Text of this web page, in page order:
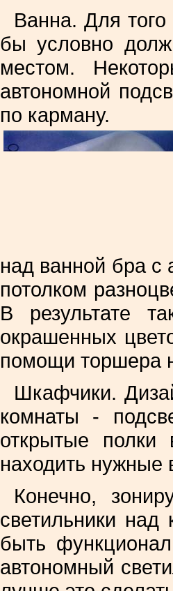
Ванна. Для того
бы условно
местом.
автономной
по карману.
над ванной бра с
потолком
В результате
окрашенных
помощи торшера
Шкафчики.
комнаты -
открытые полки
находить нужные
Конечно,
светильники над
быть
автономный